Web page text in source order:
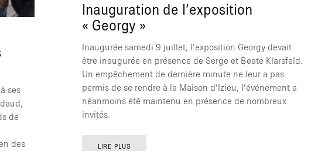
Inauguration de l’exposition
« Georgy »
Inaugurée samedi 9 juillet, l’exposition Georgy devait
être inaugurée en présence de Serge et Beate Klarsfeld.
Un empêchement de dernière minute ne leur a pas
permis de se rendre à la Maison d’Izieu, l’événement a
néanmoins été maintenu en présence de nombreux
invités.
LIRE PLUS
ses
de
des